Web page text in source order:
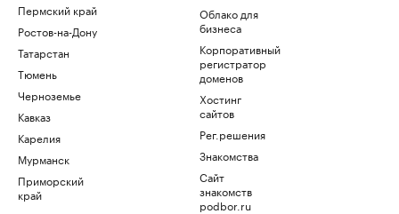
Пермский край
Ростов-на-Дону
Татарстан
Тюмень
Черноземье
Кавказ
Карелия
Мурманск
Приморский
край
Облако для
бизнеса
Корпоративный
регистратор
доменов
Хостинг
сайтов
Рег.решения
Знакомства
Сайт
знакомств
podbor.ru